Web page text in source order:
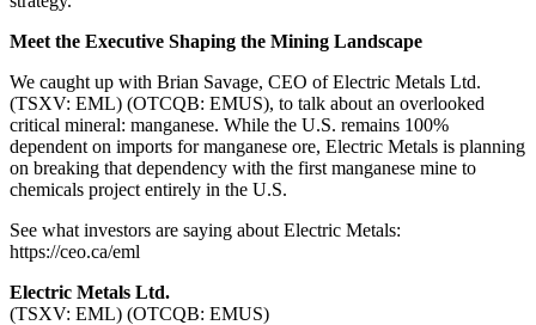
Meet the Executive Shaping the Mining Landscape
We caught up with Brian Savage, CEO of Electric Metals Ltd.
(TSXV: EML) (OTCQB: EMUS), to talk about an overlooked
critical mineral: manganese. While the U.S. remains 100%
dependent on imports for manganese ore, Electric Metals is planning
on breaking that dependency with the first manganese mine to
chemicals project entirely in the U.S.
See what investors are saying about Electric Metals:
https://ceo.ca/eml
Electric Metals Ltd.
(TSXV: EML) (OTCQB: EMUS)